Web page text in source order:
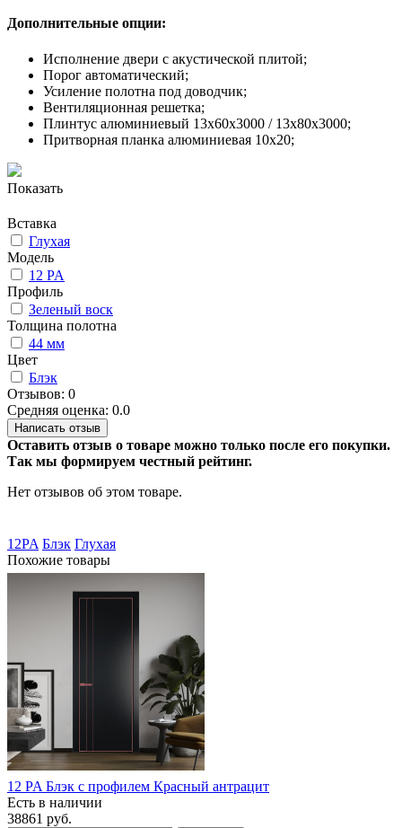
Дополнительные опции:
Исполнение двери с акустической плитой;
Порог автоматический;
Усиление полотна под доводчик;
Вентиляционная решетка;
Плинтус алюминиевый 13х60х3000 / 13х80х3000;
Притворная планка алюминиевая 10x20;
Показать
Вставка
Глухая
Модель
12 PA
Профиль
Зеленый воск
Толщина полотна
44 мм
Цвет
Блэк
Отзывов: 0
Средняя оценка: 0.0
Написать отзыв
Оставить отзыв о товаре можно только после его покупки.
Так мы формируем честный рейтинг.
Нет отзывов об этом товаре.
12PA Блэк Глухая
Похожие товары
12 PA Блэк с профилем Красный антрацит
Есть в наличии
38861 руб.